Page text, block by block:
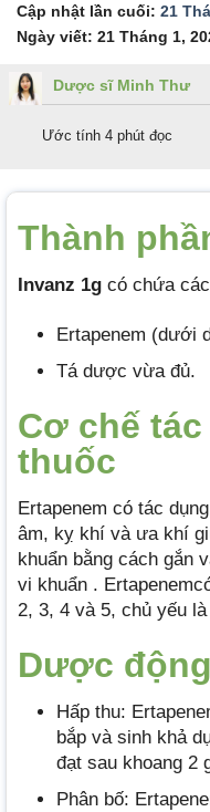
Cập nhật lần cuối: 21
Ngày viết: 21 Tháng 1,
Dược sĩ Minh Thư
Ước tính 4 phút đọc
Thành
Invanz 1g có chứa
Ertapenem (dưới
Tá dược vừa đủ.
Cơ chế
thuốc
Ertapenem có tác
âm, kỵ khí và ưa khí
khuẩn bằng cách gắn
vi khuẩn .
2, 3, 4 và 5, chủ yếu
Dược
Hấp thu:
bắp và sinh khả
đạt sau khoang 2
Phân bố: